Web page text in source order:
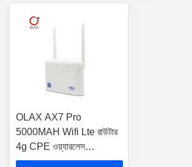
OLAX AX7 Pro
5000MAH Wifi Lte রাউটার
4g CPE ওয়্যারলেস
কমিউনিকেশন ডিভাইস মডেম